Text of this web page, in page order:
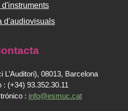
d'instruments
d'audiovisuals
L’Auditori), 08013, Barcelona
: (+34) 93.352.30.11
: info@esmuc.cat